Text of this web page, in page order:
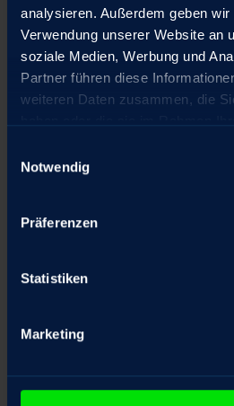
analysieren. Außerdem geben
Verwendung unserer Website an
soziale Medien, Werbung und
Partner führen diese
weiteren Daten zusammen, die
Notwendig
Präferenzen
Statistiken
Marketing
Special equipment